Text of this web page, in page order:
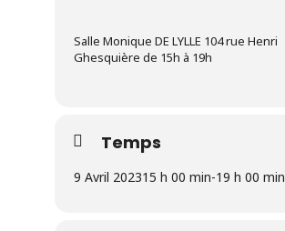
Salle Monique DE LYLLE 104 rue Henri
Ghesquière de 15h à 19h
Temps
9 Avril 202315 h 00 min-19 h 00 min